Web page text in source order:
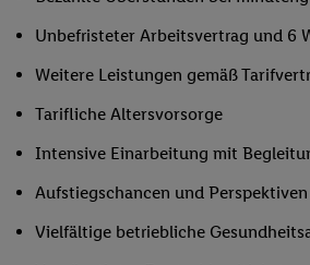
Unbefristeter Arbeitsvertrag und 6
Weitere Leistungen gemäß
Tarifliche Altersvorsorge
Intensive Einarbeitung mit
Aufstiegschancen und Perspektiven
Vielfältige betriebliche